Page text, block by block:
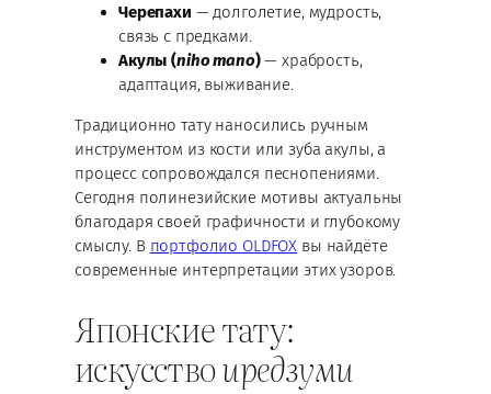
Черепахи — долголетие, мудрость,
связь с предками.
Акулы (niho mano)— храбрость,
адаптация, выживание.
Традиционно тату наносились ручным
инструментом из кости или зуба акулы, а
процесс сопровождался песнопениями.
Сегодня полинезийские мотивы актуальны
благодаря своей графичности и глубокому
смыслу. В портфолио OLDFOX вы найдёте
современные интерпретации этих узоров.
Японские тату:
искусствоиредзуми